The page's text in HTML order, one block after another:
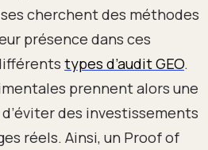
cherchent des méthodes
présence dans ces
types d’audit GEO.
prennent alors une
des investissements
réels. Ainsi, un Proof of